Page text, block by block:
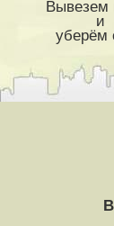
Вывезем
и
уберём